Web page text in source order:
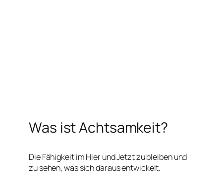
Was ist Achtsamkeit?
Die Fähigkeit im Hier und Jetzt zu bleiben und
zu sehen, was sich daraus entwickelt.